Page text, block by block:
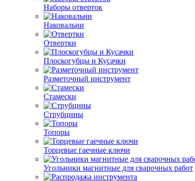
Наборы отверток
Наковальни
Отвертки
Плоскогубцы и Кусачки
Разметочный инструмент
Стамески
Струбцины
Топоры
Торцевые гаечные ключи
Угольники магнитные для сварочных работ